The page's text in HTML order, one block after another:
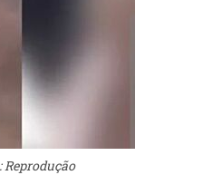
Reprodução